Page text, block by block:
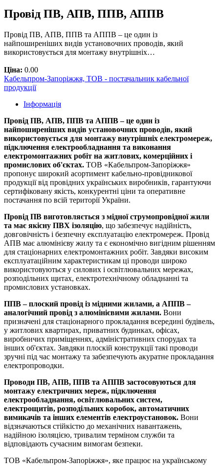
Провід ПВ, АПВ, ППВ, АППВ
Провід ПВ, АПВ, ППВ та АППВ – це один із
найпоширеніших видів установочних проводів, який
використовується для монтажу внутрішніх…
Ціна: 0.00
Кабельпром-Запоріжжя, ТОВ - постачальник кабельної
продукції
Інформація
Провід ПВ, АПВ, ППВ та АППВ – це один із
найпоширеніших видів установочних проводів, який
використовується для монтажу внутрішніх електромереж,
підключення електрообладнання та виконання
електромонтажних робіт на житлових, комерційних і
промислових об'єктах. ТОВ «Кабельпром-Запоріжжя»
пропонує широкий асортимент кабельно-провідникової
продукції від провідних українських виробників, гарантуючи
сертифіковану якість, конкурентні ціни та оперативне
постачання по всій території України.
Провід ПВ виготовляється з мідної струмопровідної жили
та має якісну ПВХ ізоляцію, що забезпечує надійність,
довговічність і безпечну експлуатацію електромереж. Провід
АПВ має алюмінієву жилу та є економічно вигідним рішенням
для стаціонарних електромонтажних робіт. Завдяки високим
експлуатаційним характеристикам ці проводи широко
використовуються у силових і освітлювальних мережах,
розподільних щитах, електротехнічному обладнанні та
промислових установках.
ППВ – плоский провід із мідними жилами, а АППВ –
аналогічний провід з алюмінієвими жилами. Вони
призначені для стаціонарного прокладання всередині будівель,
у житлових квартирах, приватних будинках, офісах,
виробничих приміщеннях, адміністративних спорудах та
інших об'єктах. Завдяки плоскій конструкції такі проводи
зручні під час монтажу та забезпечують акуратне прокладання
електропроводки.
Проводи ПВ, АПВ, ППВ та АППВ застосовуються для
монтажу електричних мереж, підключення
електрообладнання, освітлювальних систем,
електрощитів, розподільних коробок, автоматичних
вимикачів та інших елементів електроустановок. Вони
відзначаються стійкістю до механічних навантажень,
надійною ізоляцією, тривалим терміном служби та
відповідають сучасним вимогам безпеки.
ТОВ «Кабельпром-Запоріжжя», яке працює на українському